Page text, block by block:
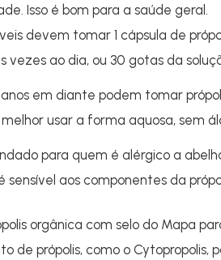
Isso é bom para a saúde geral.
devem tomar 1 cápsula de
vezes ao dia, ou 30 gotas da
em diante podem tomar
usar a forma aquosa, sem
para quem é alérgico a
sensível aos componentes da
orgânica com selo do Mapa
de própolis, como o Cytopropolis,